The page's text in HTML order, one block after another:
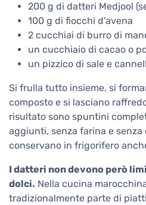
200 g di datteri Medjool
100 g di fiocchi d'avena
2 cucchiai di burro di
un cucchiaio di cacao o
un pizzico di sale e
Si frulla tutto insieme, si
composto e si lasciano
risultato sono spuntini
aggiunti, senza farina e senza
conservano in frigorifero
I datteri non devono però
dolci. Nella cucina
tradizionalmente parte di